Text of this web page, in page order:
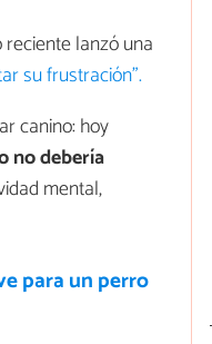
lanzó una
su frustración".
canino: hoy
no debería
mental,
para un perro